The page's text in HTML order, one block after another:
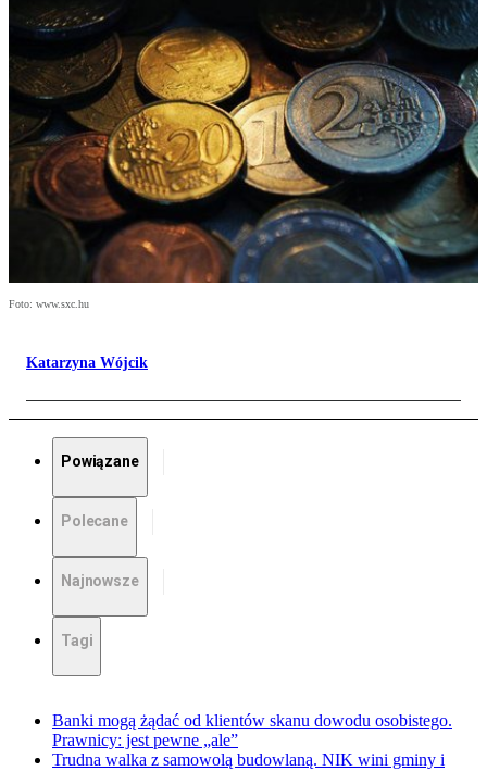
Foto: www.sxc.hu
Katarzyna Wójcik
Powiązane
Polecane
Najnowsze
Tagi
Banki mogą żądać od klientów skanu dowodu osobistego.
Prawnicy: jest pewne „ale”
Trudna walka z samowolą budowlaną. NIK wini gminy i